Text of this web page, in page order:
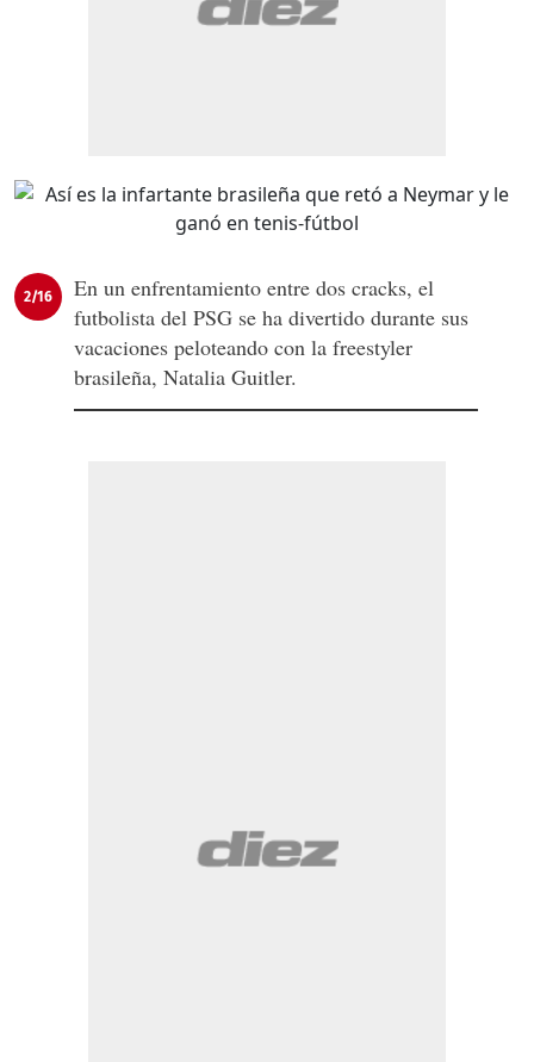
2/16
En un enfrentamiento entre dos cracks, el
futbolista del PSG se ha divertido durante sus
vacaciones peloteando con la freestyler
brasileña, Natalia Guitler.